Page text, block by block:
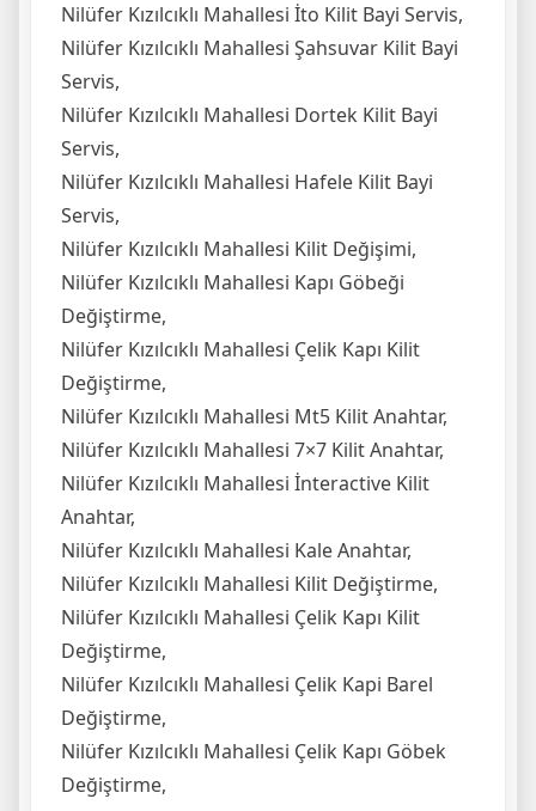
Nilüfer Kızılcıklı Mahallesi İto Kilit Bayi Servis,
Nilüfer Kızılcıklı Mahallesi Şahsuvar Kilit Bayi
Servis,
Nilüfer Kızılcıklı Mahallesi Dortek Kilit Bayi
Servis,
Nilüfer Kızılcıklı Mahallesi Hafele Kilit Bayi
Servis,
Nilüfer Kızılcıklı Mahallesi Kilit Değişimi,
Nilüfer Kızılcıklı Mahallesi Kapı Göbeği
Değiştirme,
Nilüfer Kızılcıklı Mahallesi Çelik Kapı Kilit
Değiştirme,
Nilüfer Kızılcıklı Mahallesi Mt5 Kilit Anahtar,
Nilüfer Kızılcıklı Mahallesi 7×7 Kilit Anahtar,
Nilüfer Kızılcıklı Mahallesi İnteractive Kilit
Anahtar,
Nilüfer Kızılcıklı Mahallesi Kale Anahtar,
Nilüfer Kızılcıklı Mahallesi Kilit Değiştirme,
Nilüfer Kızılcıklı Mahallesi Çelik Kapı Kilit
Değiştirme,
Nilüfer Kızılcıklı Mahallesi Çelik Kapi Barel
Değiştirme,
Nilüfer Kızılcıklı Mahallesi Çelik Kapı Göbek
Değiştirme,